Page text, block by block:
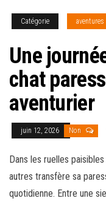
Catégorie aventures
Une
chat
aventurier
juin 12, 2026 Non
Dans les ruelles
autres transfère sa
quotidienne. Entre une